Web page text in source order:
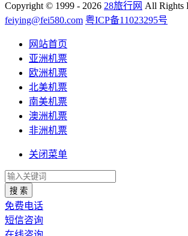
Copyright © 1999 - 2026 28旅行网 All Rights
feiying@fei580.com 粤ICP备11023295号
网站首页
亚洲机票
欧洲机票
北美机票
南美机票
澳洲机票
非洲机票
关闭菜单
搜 索
免费电话
短信咨询